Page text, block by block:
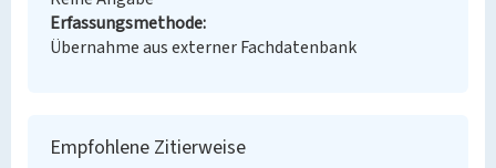
Erfassungsmethode
Übernahme aus externer Fachdatenbank
Empfohlene Zitierweise